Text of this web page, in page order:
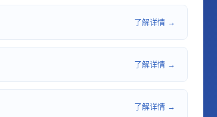
了解详情 →
了解详情 →
了解详情 →